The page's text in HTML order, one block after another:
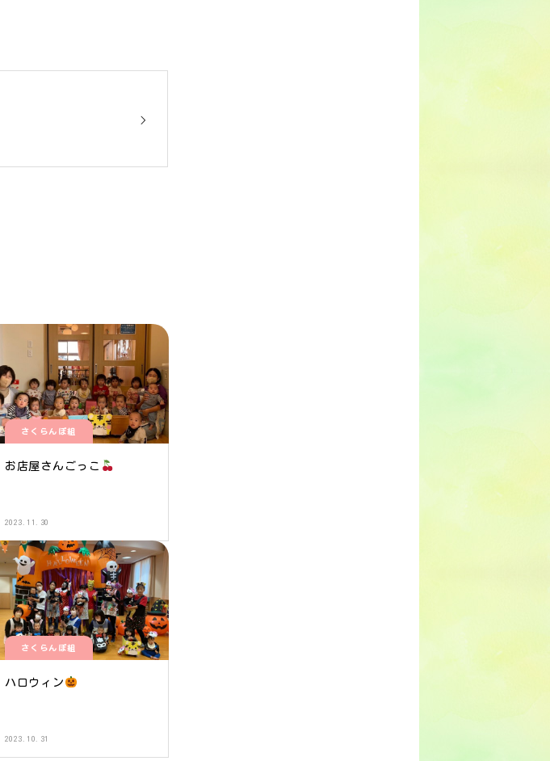
さくらんぼ組
お店屋さんごっこ
2023.11.30
さくらんぼ組
ハロウィン
2023.10.31